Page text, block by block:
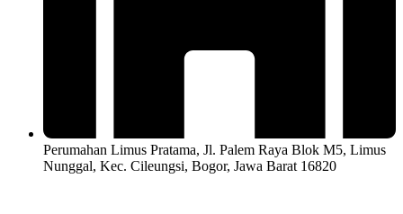
Perumahan Limus Pratama, Jl. Palem Raya Blok M5, Limus
Nunggal, Kec. Cileungsi, Bogor, Jawa Barat 16820